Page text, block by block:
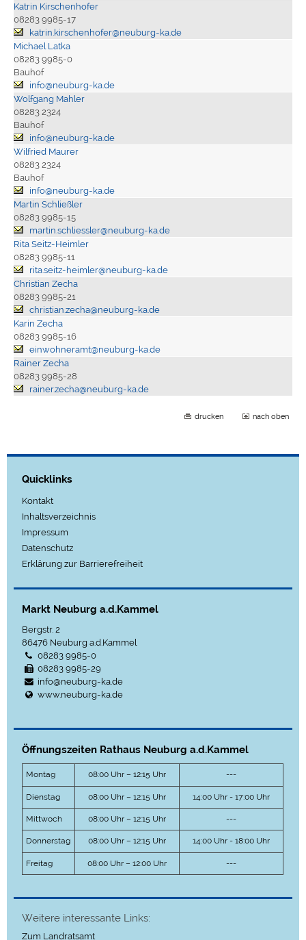
Katrin Kirschenhofer
08283 9985-17
katrin.kirschenhofer@neuburg-ka.de
Michael Latka
08283 9985-0
Bauhof
info@neuburg-ka.de
Wolfgang Mahler
08283 2324
Bauhof
info@neuburg-ka.de
Wilfried Maurer
08283 2324
Bauhof
info@neuburg-ka.de
Martin Schließler
08283 9985-15
martin.schliessler@neuburg-ka.de
Rita Seitz-Heimler
08283 9985-11
rita.seitz-heimler@neuburg-ka.de
Christian Zecha
08283 9985-21
christian.zecha@neuburg-ka.de
Karin Zecha
08283 9985-16
einwohneramt@neuburg-ka.de
Rainer Zecha
08283 9985-28
rainer.zecha@neuburg-ka.de
drucken nach oben
Quicklinks
Kontakt
Inhaltsverzeichnis
Impressum
Datenschutz
Erklärung zur Barrierefreiheit
Markt Neuburg a.d.Kammel
Bergstr. 2
86476 Neuburg a.d.Kammel
08283 9985-0
08283 9985-29
info@neuburg-ka.de
www.neuburg-ka.de
Öffnungszeiten Rathaus Neuburg a.d.Kammel
Montag 08:00 Uhr – 12:15 Uhr ---
Dienstag 08:00 Uhr – 12:15 Uhr 14:00 Uhr - 17:00 Uhr
Mittwoch 08:00 Uhr – 12:15 Uhr ---
Donnerstag 08:00 Uhr – 12:15 Uhr 14:00 Uhr - 18:00 Uhr
Freitag 08:00 Uhr – 12:00 Uhr ---
Weitere interessante Links:
Zum Landratsamt